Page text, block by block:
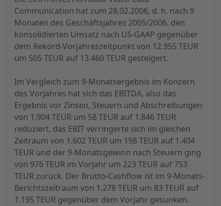
Communication hat zum 28.02.2006, d. h. nach 9
Monaten des Geschäftsjahres 2005/2006, den
konsolidierten Umsatz nach US-GAAP gegenüber
dem Rekord-Vorjahreszeitpunkt von 12.955 TEUR
um 505 TEUR auf 13.460 TEUR gesteigert.
Im Vergleich zum 9-Monatsergebnis im Konzern
des Vorjahres hat sich das EBITDA, also das
Ergebnis vor Zinsen, Steuern und Abschreibungen
von 1.904 TEUR um 58 TEUR auf 1.846 TEUR
reduziert, das EBIT verringerte sich im gleichen
Zeitraum von 1.602 TEUR um 198 TEUR auf 1.404
TEUR und der 9-Monatsgewinn nach Steuern ging
von 976 TEUR im Vorjahr um 223 TEUR auf 753
TEUR zurück. Der Brutto-Cashflow ist im 9-Monats-
Berichtszeitraum von 1.278 TEUR um 83 TEUR auf
1.195 TEUR gegenüber dem Vorjahr gesunken.